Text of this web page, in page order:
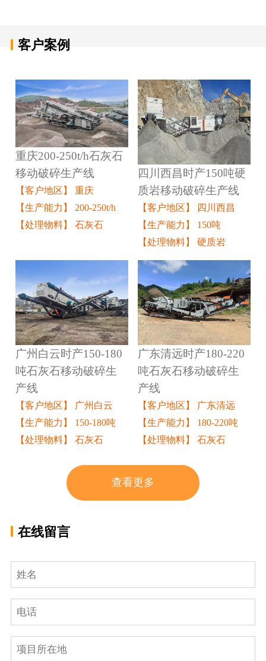
客户案例
重庆200-250t/h石灰石
移动破碎生产线
【客户地区】 重庆
【生产能力】 200-250t/h
【处理物料】 石灰石
四川西昌时产150吨硬
质岩移动破碎生产线
【客户地区】 四川西昌
【生产能力】 150吨
【处理物料】 硬质岩
广州白云时产150-180
吨石灰石移动破碎生
产线
【客户地区】 广州白云
【生产能力】 150-180吨
【处理物料】 石灰石
广东清远时产180-220
吨石灰石移动破碎生
产线
【客户地区】 广东清远
【生产能力】 180-220吨
【处理物料】 石灰石
查看更多
在线留言